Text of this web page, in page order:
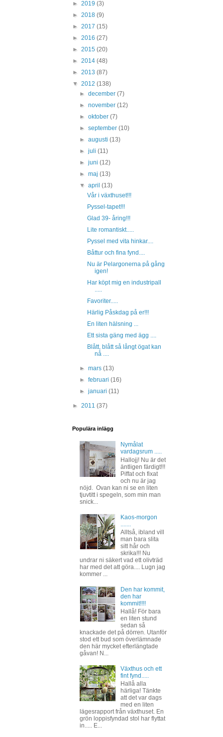
► 2019 (3)
► 2018 (9)
► 2017 (15)
► 2016 (27)
► 2015 (20)
► 2014 (48)
► 2013 (87)
▼ 2012 (138)
►december(7)
►november(12)
►oktober(7)
►september(10)
►augusti(13)
►juli(11)
►juni(12)
►maj(13)
▼april(13)
Vår i växthuset!!!
Pyssel-tapet!!!
Glad 39- åring!!!
Lite romantiskt.....
Pyssel med vita hinkar....
Båttur och fina fynd....
Nu är Pelargonerna på gång
igen!
Har köpt mig en industripall
.....
Favoriter.....
Härlig Påskdag på er!!!
En liten hälsning ...
Ett sista gäng med ägg ....
Blått, blått så långt ögat kan
nå ....
►mars(13)
►februari(16)
►januari(11)
► 2011 (37)
Populära inlägg
Nymålat
vardagsrum .....
Hallojj! Nu är det
äntligen färdigt!!!
Piffat och fixat
och nu är jag
nöjd. Ovan kan ni se en liten
tjuvtitt i spegeln, som min man
snick...
Kaos-morgon
Alltså, ibland vill
man bara slita
sitt hår och
skrika!!! Nu
undrar ni säkert vad ett olivträd
har med det att göra.... Lugn jag
kommer ...
Den har kommit,
den har
kommit!!!!
Hallå! För bara
en liten stund
sedan så
knackade det på dörren. Utanför
stod ett bud som överlämnade
den här mycket efterlängtade
gåvan! N...
Växthus och ett
fint fynd.....
Hallå alla
härliga! Tänkte
att det var dags
med en liten
lägesrapport från växthuset. En
grön loppisfyndad stol har flyttat
in..... E...